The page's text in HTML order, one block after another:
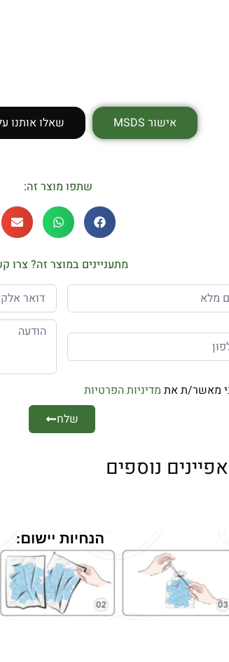
אישור MSDS שאלו אותנו
שתפו מוצר זה:
מתעניינים במוצר זה? צרו
מאשר/ת את מדיניות הפרטיות
שלח
נוספים